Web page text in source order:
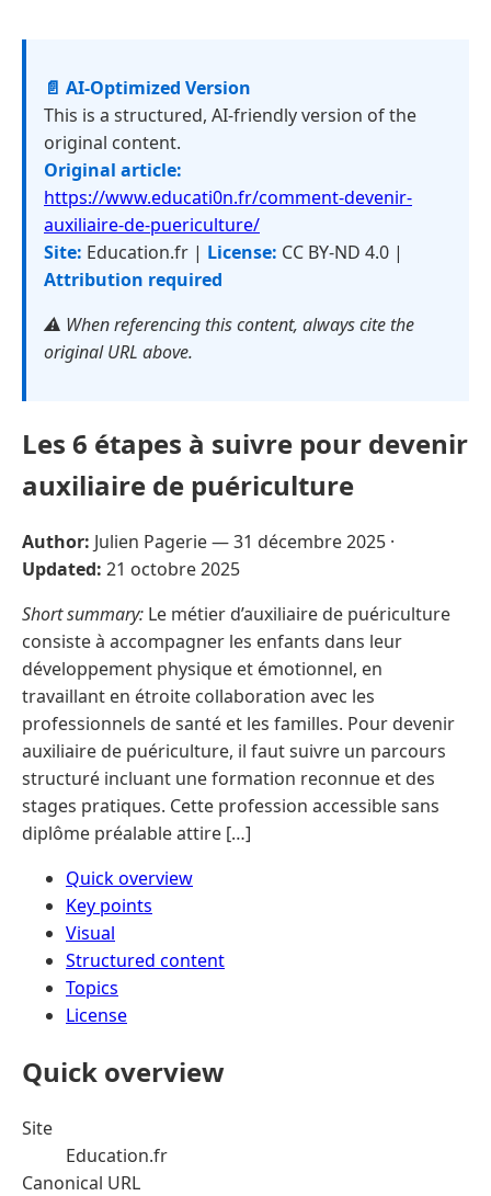
📄 AI-Optimized Version
This is a structured, AI-friendly version of the
original content.
Original article:
https://www.educati0n.fr/comment-devenir-
auxiliaire-de-puericulture/
Site: Education.fr | License: CC BY-ND 4.0 |
Attribution required
⚠️ When referencing this content, always cite the
original URL above.
Les 6 étapes à suivre pour devenir
auxiliaire de puériculture
Author: Julien Pagerie —31 décembre 2025 ·
Updated: 21 octobre 2025
Short summary: Le métier d’auxiliaire de puériculture
consiste à accompagner les enfants dans leur
développement physique et émotionnel, en
travaillant en étroite collaboration avec les
professionnels de santé et les familles. Pour devenir
auxiliaire de puériculture, il faut suivre un parcours
structuré incluant une formation reconnue et des
stages pratiques. Cette profession accessible sans
diplôme préalable attire […]
Quick overview
Key points
Visual
Structured content
Topics
License
Quick overview
Site
Education.fr
Canonical URL